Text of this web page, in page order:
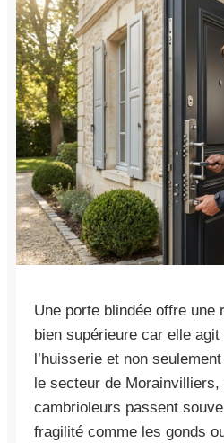
Une porte blindée offre une
bien supérieure car elle agit
l’huisserie et non
le secteur de
cambrioleurs passent
fragilité comme les gonds